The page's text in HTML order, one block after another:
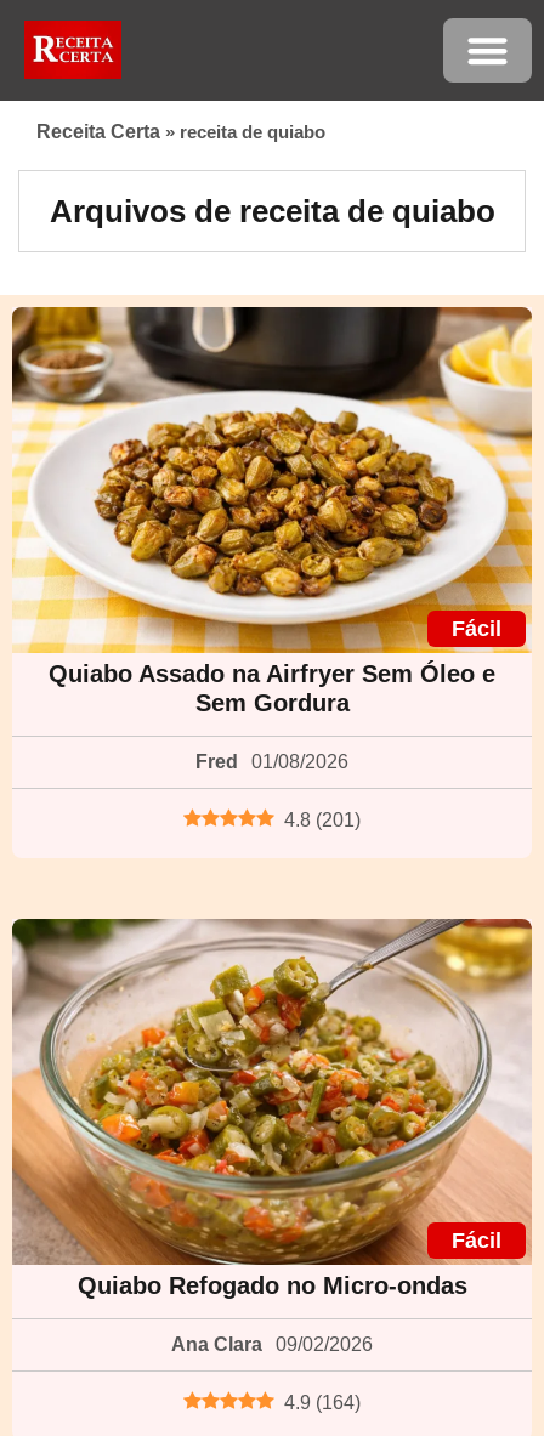
Receita Certa » receita de quiabo
Arquivos de receita de quiabo
Fácil
Quiabo Assado na Airfryer Sem Óleo e
Sem Gordura
Fred 01/08/2026
4.8 (201)
Fácil
Quiabo Refogado no Micro-ondas
Ana Clara 09/02/2026
4.9 (164)